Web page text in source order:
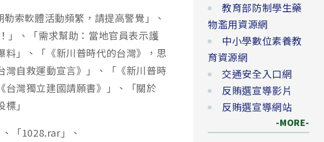
索軟體活動頻繁，請提高警覺」、
」、「需求幫助：當地官員表示護
」、「《新川普時代的台灣》，思
自救運動宣言》」、「《新川普時
灣獨立建國請願書》」、「關於
」
「1028.rar」、
教育部防制學生藥
物濫用資源網
中小學數位素養教
育資源網
交通安全入口網
反賄選宣導影片
反賄選宣導網站
-MORE-